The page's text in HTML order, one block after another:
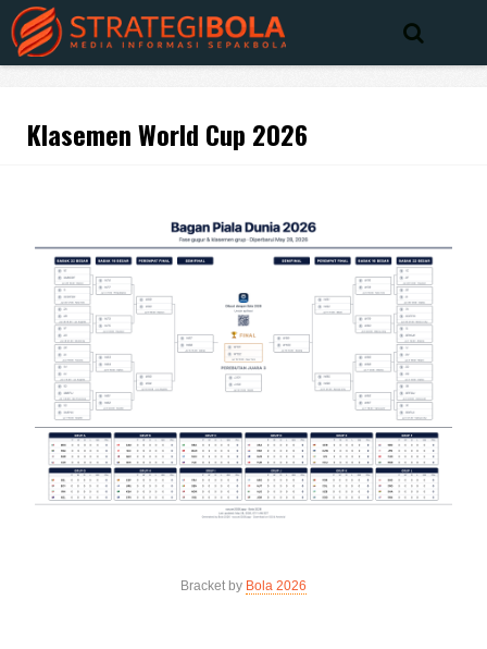
Klasemen World Cup 2026
Bracket by Bola 2026